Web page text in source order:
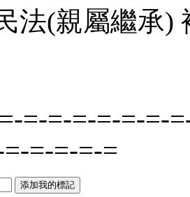
法(親屬繼承)
=-=-=-=-=-=-
=-=-=-=